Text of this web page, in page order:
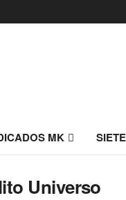
MK
Universo